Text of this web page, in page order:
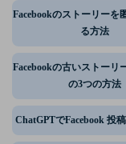
Facebookのストーリーを
る方法
Facebookの古いストーリ
の3つの方法
ChatGPTでFacebook 投